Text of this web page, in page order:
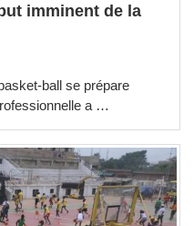
imminent de la
ball se prépare
a …